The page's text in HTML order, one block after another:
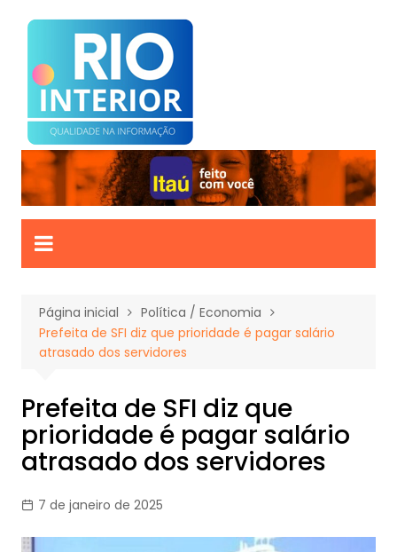
para
conteúdo
Página inicial
Política / Economia
Prefeita de SFI diz que prioridade é pagar salário
atrasado dos servidores
Prefeita de SFI diz que
prioridade é pagar salário
atrasado dos servidores
7 de janeiro de 2025